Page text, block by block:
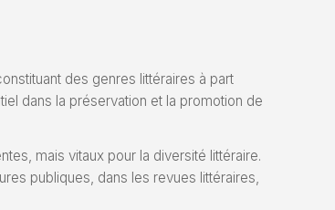
des genres littéraires à part
dans la préservation et la promotion de
mais vitaux pour la diversité littéraire.
publiques, dans les revues littéraires,